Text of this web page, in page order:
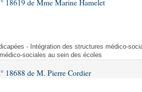
18619 de Mme Marine Hamelet
- Intégration des structures médico-
sociales au sein des écoles
18688 de M. Pierre Cordier